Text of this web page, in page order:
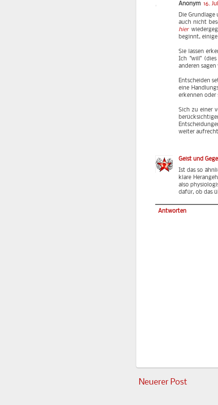
Anonym 16.
Die Grundlage
auch nicht
hier
beginnt,
Sie lassen
Ich "will"
anderen
Entscheiden
eine
erkennen oder
Sich zu einer
weiter
Geist und
Ist das so
klare
also
dafür, ob das
Antworten
Neuerer Post